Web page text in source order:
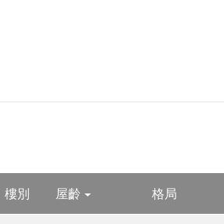
樓別 屋齡 格局